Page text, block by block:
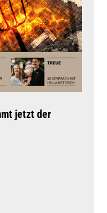
jetzt der